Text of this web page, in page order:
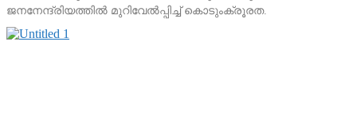
ജനനേന്ദ്രിയത്തില്‍ മുറിവേല്‍പ്പിച്ച് കൊടുംക്രൂരത.